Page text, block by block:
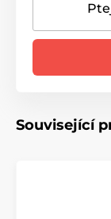
Související